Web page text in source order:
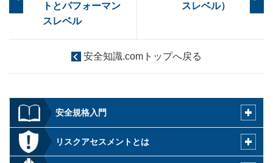
トとパフォーマン
スレベル
スレベル）
安全知識.comトップへ戻る
安全規格入門
リスクアセスメントとは